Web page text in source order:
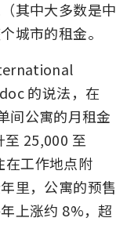
其中大多数是中
城市的租金。
的说法，在
间公寓的月租金
至 25,000 至
在工作地点附
里，公寓的预售
上涨约 8%，超